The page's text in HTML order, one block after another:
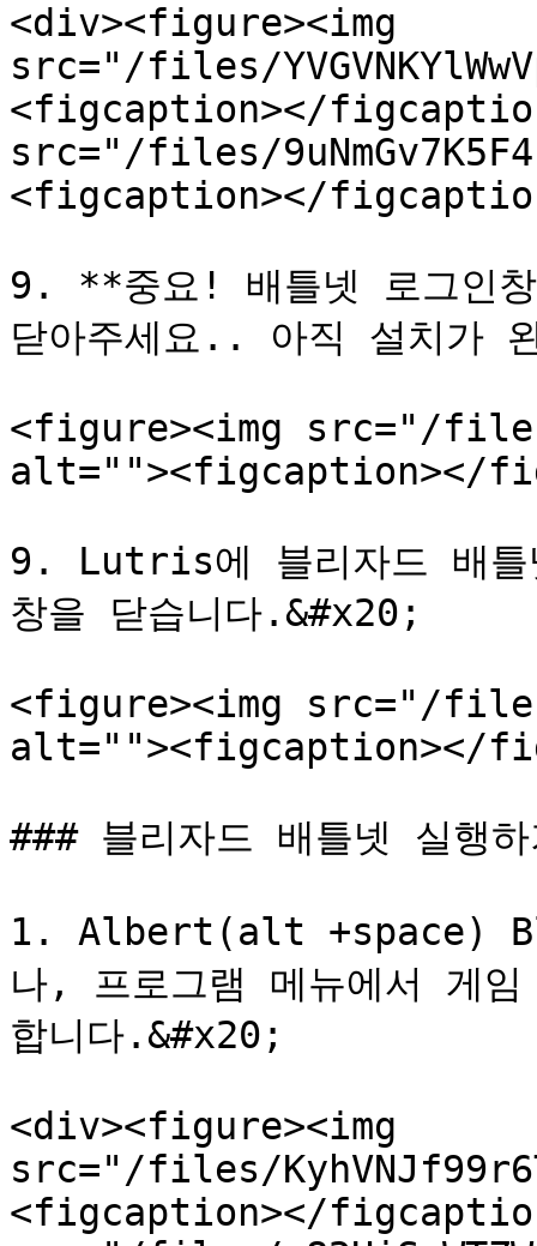
<div><figure><img
src="/files/
<figcaption></
src="/files/
<figcaption></
9. **중요! 배틀넷 로그인창
닫아주세요.. 아직 설치가
<figure><img src="/files/
alt=""><figcaption></
9. Lutris에 블리자드 배
창을 닫습니다.&#x20;
<figure><img src="/
alt=""><figcaption></
### 블리자드 배틀넷 실행
1. Albert(alt +space)
나, 프로그램 메뉴에서
합니다.&#x20;
<div><figure><img
src="/files/
<figcaption></